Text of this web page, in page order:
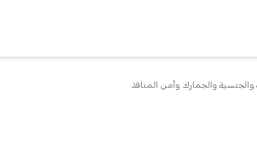
والجنسية والجمارك وأمن المنافذ